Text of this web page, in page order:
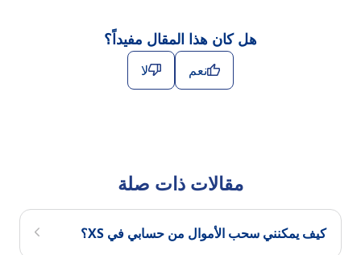
هل كان هذا المقال مفيداً؟
نعم لا
مقالات ذات صلة
كيف يمكنني سحب الأموال من حسابي في XS؟